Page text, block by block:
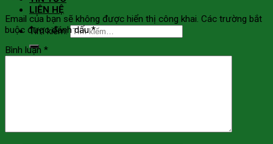
LIÊN HỆ
Tìm kiếm:
Email của bạn sẽ không được hiển thị công khai. Các trường bắt
buộc được đánh dấu*
Bình luận *